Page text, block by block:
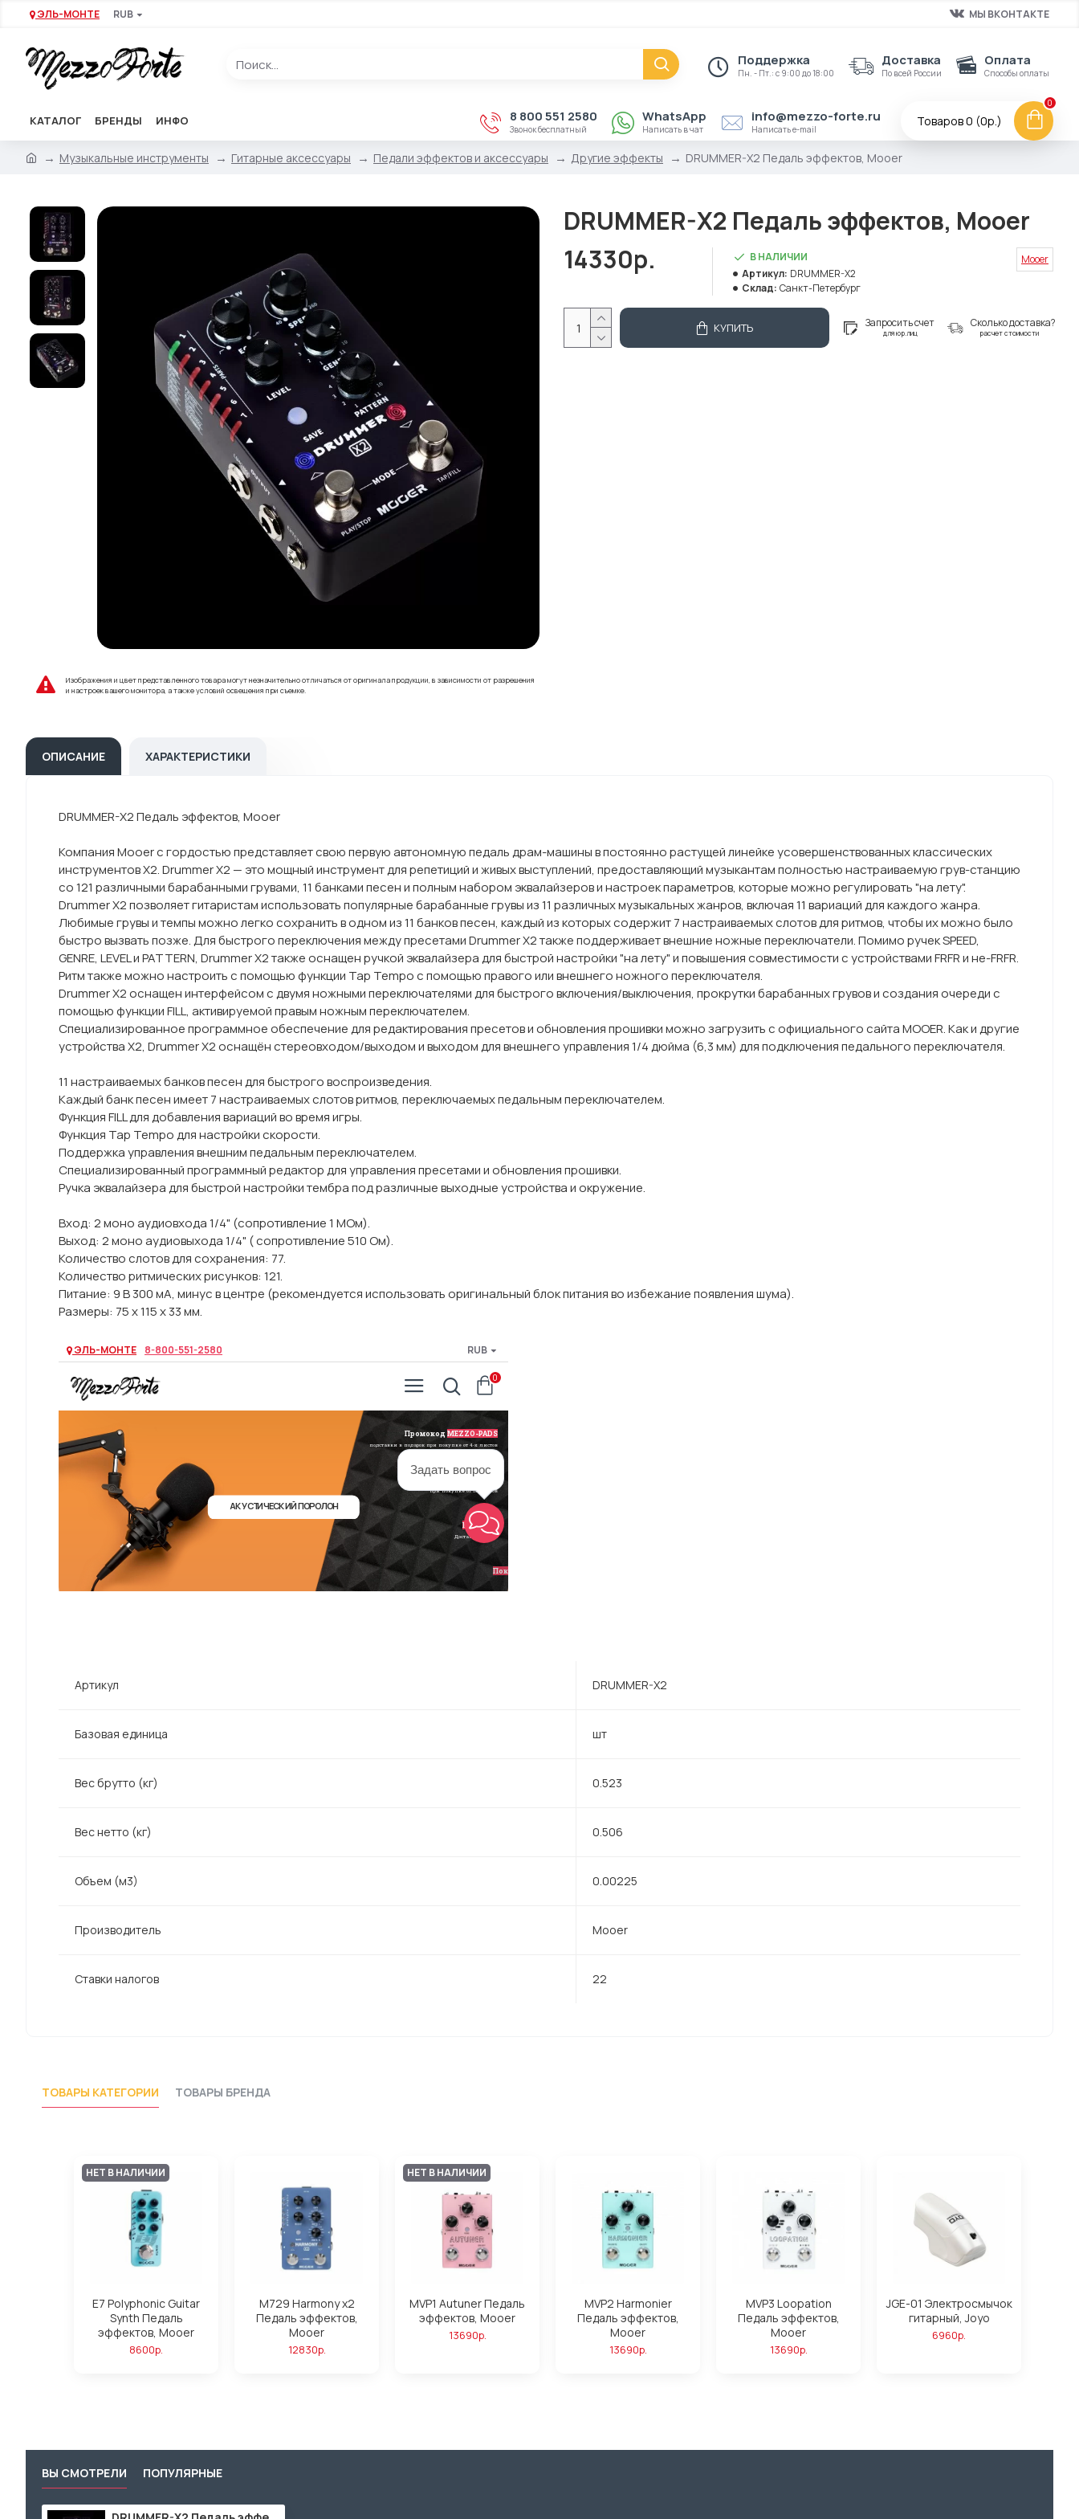
ЭЛЬ-МОНТЕ RUB МЫ ВКОНТАКТЕ
Поддержка
Пн. - Пт.: с 9:00 до 18:00
Доставка
По всей России
Оплата
Способы оплаты
КАТАЛОГ БРЕНДЫ ИНФО 8 800 551 2580
Звонок бесплатный
WhatsApp
Написать в чат
info@mezzo-forte.ru
Написать e-mail
Товаров 0 (0р.)
0
Музыкальные инструменты Гитарные аксессуары Педали эффектов и аксессуары Другие эффекты DRUMMER-X2 Педаль эффектов, Mooer
Изображения и цвет представленного товара могут незначительно отличаться от оригинала продукции, в зависимости от разрешения
и настроек вашего монитора, а также условий освещения при съемке.
DRUMMER-X2 Педаль эффектов, Mooer
14330р.
В НАЛИЧИИ
Артикул: DRUMMER-X2
Склад: Санкт-Петербург
Mooer
КУПИТЬ Запросить счет
для юр.лиц
Сколько доставка?
расчет стоимости
ОПИСАНИЕ ХАРАКТЕРИСТИКИ
DRUMMER-X2 Педаль эффектов, Mooer
Компания Mooer с гордостью представляет свою первую автономную педаль драм-машины в постоянно растущей линейке усовершенствованных классических
инструментов X2. Drummer X2 — это мощный инструмент для репетиций и живых выступлений, предоставляющий музыкантам полностью настраиваемую грув-станцию
со 121 различными барабанными грувами, 11 банками песен и полным набором эквалайзеров и настроек параметров, которые можно регулировать "на лету".
Drummer X2 позволяет гитаристам использовать популярные барабанные грувы из 11 различных музыкальных жанров, включая 11 вариаций для каждого жанра.
Любимые грувы и темпы можно легко сохранить в одном из 11 банков песен, каждый из которых содержит 7 настраиваемых слотов для ритмов, чтобы их можно было
быстро вызвать позже. Для быстрого переключения между пресетами Drummer X2 также поддерживает внешние ножные переключатели. Помимо ручек SPEED,
GENRE, LEVEL и PATTERN, Drummer X2 также оснащен ручкой эквалайзера для быстрой настройки "на лету" и повышения совместимости с устройствами FRFR и не-FRFR.
Ритм также можно настроить с помощью функции Tap Tempo с помощью правого или внешнего ножного переключателя.
Drummer X2 оснащен интерфейсом с двумя ножными переключателями для быстрого включения/выключения, прокрутки барабанных грувов и создания очереди с
помощью функции FILL, активируемой правым ножным переключателем.
Специализированное программное обеспечение для редактирования пресетов и обновления прошивки можно загрузить с официального сайта MOOER. Как и другие
устройства X2, Drummer X2 оснащён стереовходом/выходом и выходом для внешнего управления 1/4 дюйма (6,3 мм) для подключения педального переключателя.
11 настраиваемых банков песен для быстрого воспроизведения.
Каждый банк песен имеет 7 настраиваемых слотов ритмов, переключаемых педальным переключателем.
Функция FILL для добавления вариаций во время игры.
Функция Tap Tempo для настройки скорости.
Поддержка управления внешним педальным переключателем.
Специализированный программный редактор для управления пресетами и обновления прошивки.
Ручка эквалайзера для быстрой настройки тембра под различные выходные устройства и окружение.
Вход: 2 моно аудиовхода 1/4" (сопротивление 1 МОм).
Выход: 2 моно аудиовыхода 1/4" ( сопротивление 510 Ом).
Количество слотов для сохранения: 77.
Количество ритмических рисунков: 121.
Питание: 9 В 300 мА, минус в центре (рекомендуется использовать оригинальный блок питания во избежание появления шума).
Размеры: 75 х 115 х 33 мм.
Артикул DRUMMER-X2
Базовая единица шт
Вес брутто (кг) 0.523
Вес нетто (кг) 0.506
Объем (м3) 0.00225
Производитель Mooer
Ставки налогов 22
ТОВАРЫ КАТЕГОРИИ ТОВАРЫ БРЕНДА
НЕТ В НАЛИЧИИ
E7 Polyphonic Guitar
Synth Педаль
эффектов, Mooer
8600р.
M729 Harmony x2
Педаль эффектов,
Mooer
12830р.
НЕТ В НАЛИЧИИ
MVP1 Autuner Педаль
эффектов, Mooer
13690р.
MVP2 Harmonier
Педаль эффектов,
Mooer
13690р.
MVP3 Loopation
Педаль эффектов,
Mooer
13690р.
JGE-01 Электросмычок
гитарный, Joyo
6960р.
ВЫ СМОТРЕЛИ ПОПУЛЯРНЫЕ